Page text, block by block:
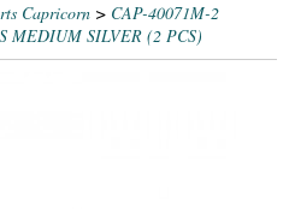
Capricorn > CAP-40071M-2
MEDIUM SILVER (2 PCS)